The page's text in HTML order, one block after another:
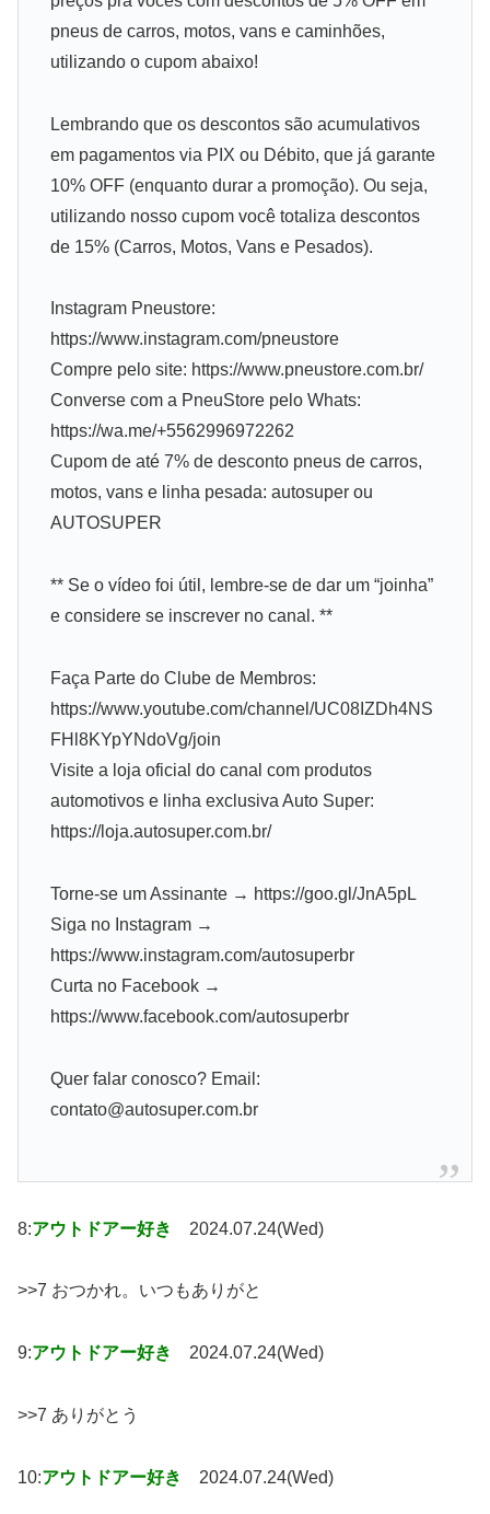
pneus de carros, motos, vans e caminhões,
utilizando o cupom abaixo!
Lembrando que os descontos são acumulativos
em pagamentos via PIX ou Débito, que já garante
10% OFF (enquanto durar a promoção). Ou seja,
utilizando nosso cupom você totaliza descontos
de 15% (Carros, Motos, Vans e Pesados).
Instagram Pneustore:
https://www.instagram.com/pneustore
Compre pelo site: https://www.pneustore.com.br/
Converse com a PneuStore pelo Whats:
https://wa.me/+5562996972262
Cupom de até 7% de desconto pneus de carros,
motos, vans e linha pesada: autosuper ou
AUTOSUPER
** Se o vídeo foi útil, lembre-se de dar um “joinha”
e considere se inscrever no canal. **
Faça Parte do Clube de Membros:
https://www.youtube.com/channel/UC08IZDh4NS
FHl8KYpYNdoVg/join
Visite a loja oficial do canal com produtos
automotivos e linha exclusiva Auto Super:
https://loja.autosuper.com.br/
Torne-se um Assinante → https://goo.gl/JnA5pL
Siga no Instagram →
https://www.instagram.com/autosuperbr
Curta no Facebook →
https://www.facebook.com/autosuperbr
Quer falar conosco? Email:
contato@autosuper.com.br
8:アウトドアー好き 2024.07.24(Wed)
>>7 おつかれ。いつもありがと
9:アウトドアー好き 2024.07.24(Wed)
>>7 ありがとう
10:アウトドアー好き 2024.07.24(Wed)